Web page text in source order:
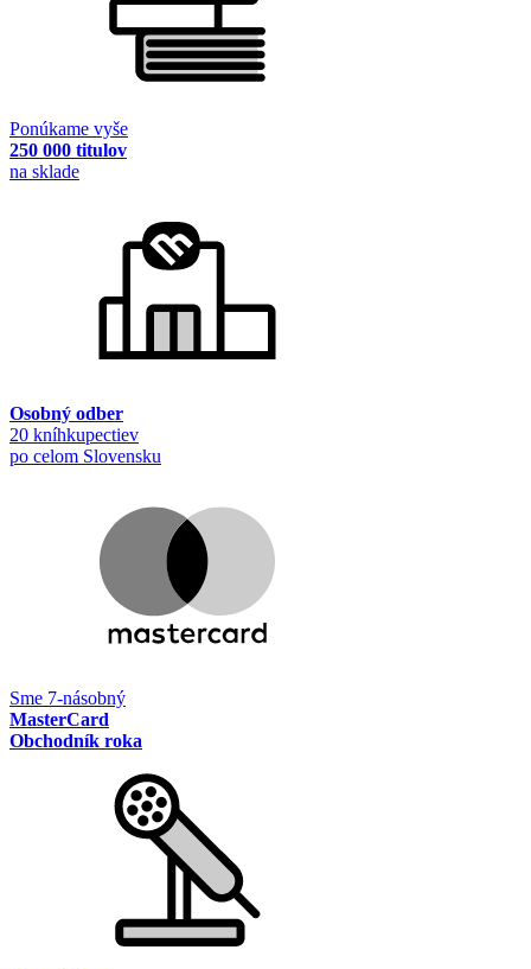
Ponúkame vyše
250 000 titulov
na sklade
Osobný odber
20 kníhkupectiev
po celom Slovensku
Sme 7-násobný
MasterCard
Obchodník roka